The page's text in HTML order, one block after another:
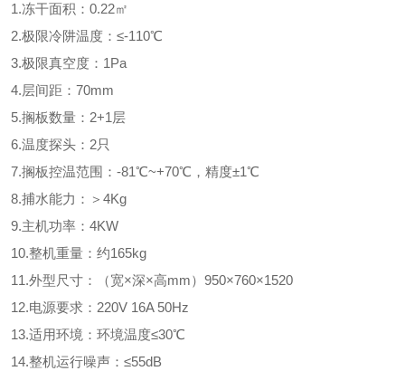
1.冻干面积：0.22㎡
2.极限冷阱温度：≤-110℃
3.极限真空度：1Pa
4.层间距：70mm
5.搁板数量：2+1层
6.温度探头：2只
7.搁板控温范围：-81℃~+70℃，精度±1℃
8.捕水能力：＞4Kg
9.主机功率：4KW
10.整机重量：约165kg
11.外型尺寸：（宽×深×高mm）950×760×1520
12.电源要求：220V 16A 50Hz
13.适用环境：环境温度≤30℃
14.整机运行噪声：≤55dB